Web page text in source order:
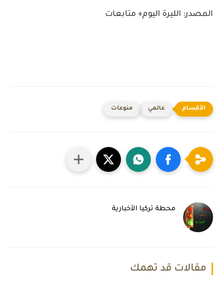
المصدر: الليرة اليوم+ متابعات
عالمي منوعات
محطة تركيا الأخبارية
مقالات قد تهمك